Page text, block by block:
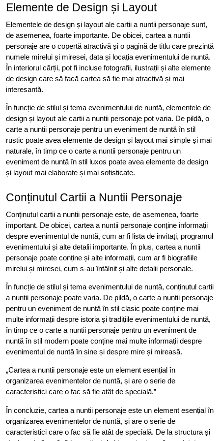
Elemente de Design și Layout
Elementele de design și layout ale cartii a nuntii personaje sunt,
de asemenea, foarte importante. De obicei, cartea a nuntii
personaje are o copertă atractivă și o pagină de titlu care prezintă
numele mirelui și miresei, data și locația evenimentului de nuntă.
În interiorul cărții, pot fi incluse fotografii, ilustrații și alte elemente
de design care să facă cartea să fie mai atractivă și mai
interesantă.
În funcție de stilul și tema evenimentului de nuntă, elementele de
design și layout ale cartii a nuntii personaje pot varia. De pildă, o
carte a nuntii personaje pentru un eveniment de nuntă în stil
rustic poate avea elemente de design și layout mai simple și mai
naturale, în timp ce o carte a nuntii personaje pentru un
eveniment de nuntă în stil luxos poate avea elemente de design
și layout mai elaborate și mai sofisticate.
Conținutul Cartii a Nuntii Personaje
Conținutul cartii a nuntii personaje este, de asemenea, foarte
important. De obicei, cartea a nuntii personaje conține informații
despre evenimentul de nuntă, cum ar fi lista de invitați, programul
evenimentului și alte detalii importante. În plus, cartea a nuntii
personaje poate conține și alte informații, cum ar fi biografiile
mirelui și miresei, cum s-au întâlnit și alte detalii personale.
În funcție de stilul și tema evenimentului de nuntă, conținutul cartii
a nuntii personaje poate varia. De pildă, o carte a nuntii personaje
pentru un eveniment de nuntă în stil clasic poate conține mai
multe informații despre istoria și tradițiile evenimentului de nuntă,
în timp ce o carte a nuntii personaje pentru un eveniment de
nuntă în stil modern poate conține mai multe informații despre
evenimentul de nuntă în sine și despre mire și mireasă.
„Cartea a nuntii personaje este un element esențial în
organizarea evenimentelor de nuntă, și are o serie de
caracteristici care o fac să fie atât de specială.”
În concluzie, cartea a nuntii personaje este un element esențial în
organizarea evenimentelor de nuntă, și are o serie de
caracteristici care o fac să fie atât de specială. De la structura și